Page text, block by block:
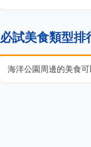
必試美食類型排
海洋公園周邊的美食